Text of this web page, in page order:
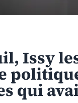
Issy
qui